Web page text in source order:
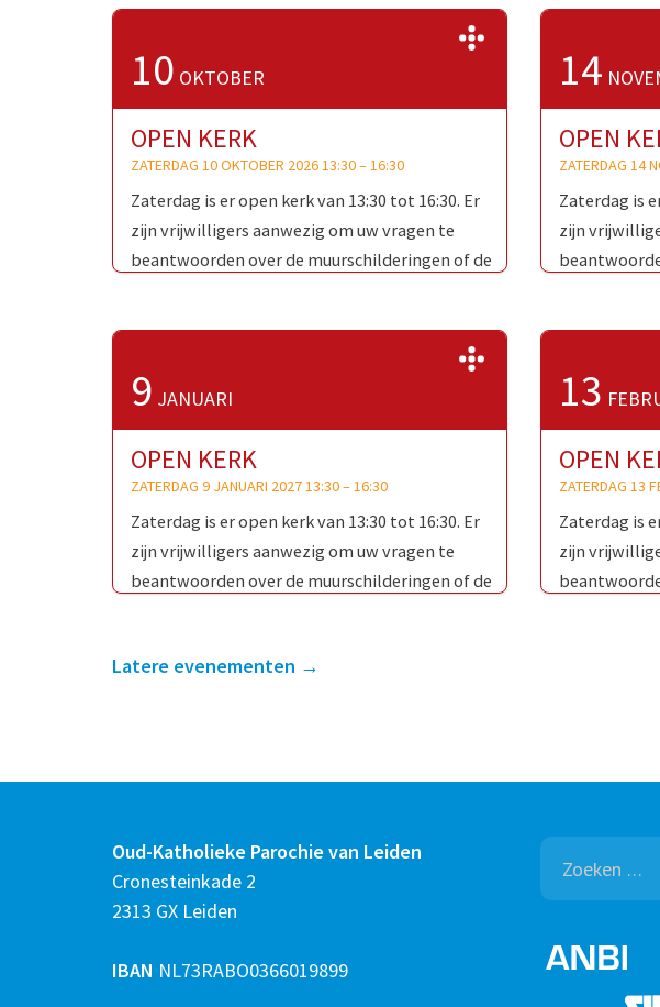
OPEN KERK
10 OKTOBER
ZATERDAG 10 OKTOBER 2026 13:30–16:30
Zaterdag is er open kerk van 13:30 tot 16:30. Er
zijn vrijwilligers aanwezig om uw vragen te
beantwoorden over de muurschilderingen of de
OPEN
14
ZATERDAG 14
Zaterdag is
zijn
OPEN KERK
9 JANUARI
ZATERDAG 9 JANUARI 2027 13:30–16:30
Zaterdag is er open kerk van 13:30 tot 16:30. Er
zijn vrijwilligers aanwezig om uw vragen te
beantwoorden over de muurschilderingen of de
OPEN
13
ZATERDAG 13
Zaterdag is
zijn
Latere evenementen →
Oud-Katholieke Parochie van Leiden
Cronesteinkade 2
2313 GX Leiden
IBAN NL73RABO0366019899